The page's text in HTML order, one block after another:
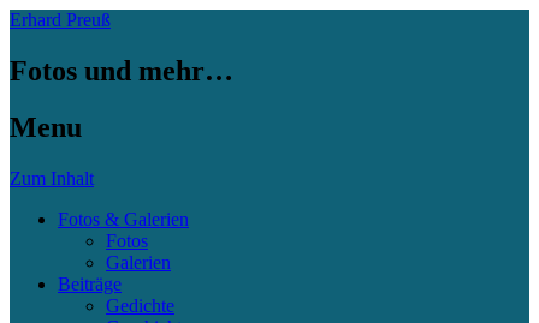
Erhard Preuß
Fotos und mehr…
Menu
Zum Inhalt
Fotos & Galerien
Fotos
Galerien
Beiträge
Gedichte